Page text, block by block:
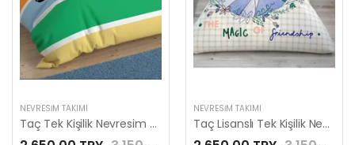
NEVRESIM TAKIMI
Taç Tek Kişilik Nevresim Takımı Mickey Mouse Rainbow
NEVRESIM TAKIMI
Taç Lisanslı Tek Kişilik Nevresim Takımı Frozen 2 Friendship